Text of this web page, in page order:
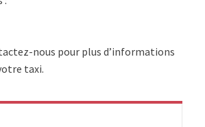
nous pour plus d’informations
taxi.